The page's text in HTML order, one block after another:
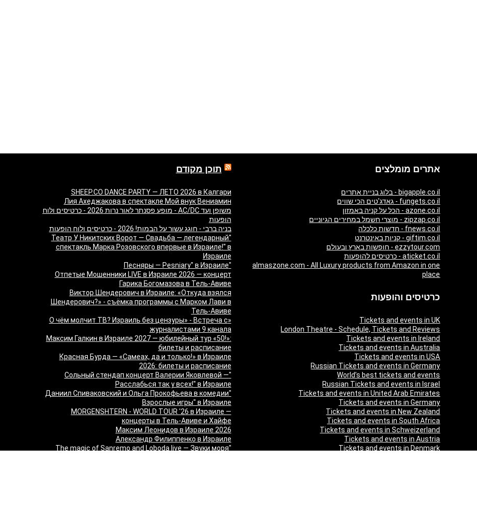
אתרים מומלצים
bigapple.co.il - בלוג בניית אתרים
fungets.co.il - גאדג'טים הכי שווים
azone.co.il - הכל על קניה באמזון
zipzap.co.il - מוצרי חשמל במחירים הגיוניים
fnews.co.il - חדשות כלכלה
giftim.co.il - קניות באינטרנט
ezzytour.com - חופשות בארץ ובעולם
aticket.co.il - כרטיסים להופעות
almaszone.com - All Luxury products from Amazon in one
place
כרטיסים והופעות
Tickets and events in UK
London Theatre - Schedule, Tickets and Reviews
Tickets and events in Ireland
Tickets and events in Australia
Tickets and events in USA
Russian Tickets and events in Germany
World’s best tickets and events
Russian Tickets and events in Israel
Tickets and events in United Arab Emirates
Tickets and events in Germany
Tickets and events in New Zealand
Tickets and events in South Africa
Tickets and events in Schweizerland
Tickets and events in Austria
Tickets and events in Denmark
תוכן מקודם
SHEEP.CO DANCE PARTY — ЛЕТО 2026 в Калгари
Лия Ахеджакова в спектакле Мой внук Вениамин
משופן ועד AC/DC - מופע פסנתר לאור נרות 2026 - כרטיסים ולוח
הופעות
בניה ברבי - חוגג עשור על הבמות! 2026 - כרטיסים ולוח הופעות
"Театр У Никитских Ворот — Свадьба — легендарный
спектакль Марка Розовского впервые в Израиле!" в
Израиле
"Песняры — Pesniary" в Израиле
Отпетые Мошенники LIVE в Израиле 2026 — концерт
Гарика Богомазова в Тель-Авиве
Виктор Шендерович в Израиле: «Откуда взялся
Шендерович?» - съёмка программы с Марком Лави в
Тель-Авиве
«О чём молчит ТВ? Израиль без цензуры» - Встреча с
журналистами 9 канала
Максим Галкин в Израиле 2027 — юбилейный тур «50!»:
билеты и расписание
Красная Бурда — «Самеах, да и только!» в Израиле
2026: билеты и расписание
"Сольный стендап концерт Валерии Яковлевой —
Расслабься так у всех!" в Израиле
"Даниил Спиваковский и Ольга Прокофьева в комедии
Взрослые игры" в Израиле
MORGENSHTERN - WORLD TOUR '26 в Израиле —
концерты в Тель-Авиве и Хайфе
Максим Леонидов в Израиле 2026
Александр Филиппенко в Израиле
"The magic of Sanremo and Loboda live — Звуки моря